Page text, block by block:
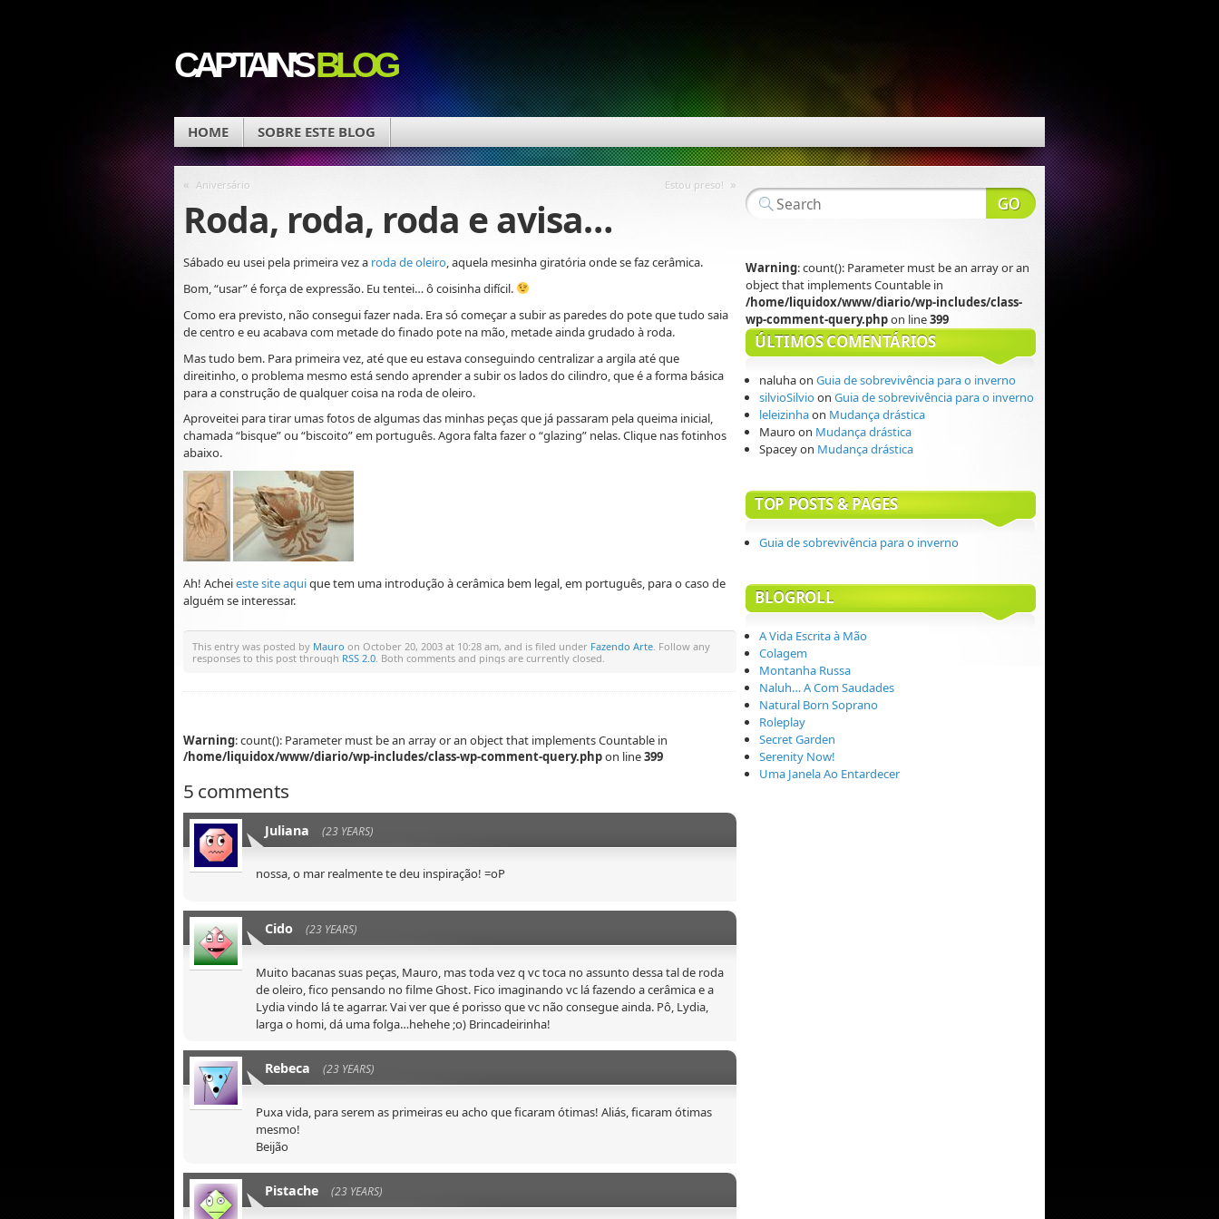
CAPTAIN'SBLOG
HOME SOBRE ESTE BLOG
« Aniversário Estou preso! »
Roda, roda, roda e avisa…
Sábado eu usei pela primeira vez a roda de oleiro, aquela mesinha giratória onde se faz cerâmica.
Bom, “usar” é força de expressão. Eu tentei… ô coisinha difícil.
Como era previsto, não consegui fazer nada. Era só começar a subir as paredes do pote que tudo saia
de centro e eu acabava com metade do finado pote na mão, metade ainda grudado à roda.
Mas tudo bem. Para primeira vez, até que eu estava conseguindo centralizar a argila até que
direitinho, o problema mesmo está sendo aprender a subir os lados do cilindro, que é a forma básica
para a construção de qualquer coisa na roda de oleiro.
Aproveitei para tirar umas fotos de algumas das minhas peças que já passaram pela queima inicial,
chamada “bisque” ou “biscoito” em português. Agora falta fazer o “glazing” nelas. Clique nas fotinhos
abaixo.
Ah! Acheieste site aquique tem uma introdução à cerâmica bem legal, em português, para o caso de
alguém se interessar.
This entry was posted by Mauro on October 20, 2003 at 10:28 am, and is filed under Fazendo Arte . Follow any
responses to this post through RSS 2.0 . Both comments and pings are currently closed.
Warning: count(): Parameter must be an array or an object that implements Countable in
/home/liquidox/www/diario/wp-includes/class-wp-comment-query.phpon line399
5 comments
Juliana (23 YEARS)
nossa, o mar realmente te deu inspiração! =oP
Cido (23 YEARS)
Muito bacanas suas peças, Mauro, mas toda vez q vc toca no assunto dessa tal de roda
de oleiro, fico pensando no filme Ghost. Fico imaginando vc lá fazendo a cerâmica e a
Lydia vindo lá te agarrar. Vai ver que é porisso que vc não consegue ainda. Pô, Lydia,
larga o homi, dá uma folga…hehehe ;o) Brincadeirinha!
Rebeca (23 YEARS)
Puxa vida, para serem as primeiras eu acho que ficaram ótimas! Aliás, ficaram ótimas
mesmo!
Beijão
Pistache (23 YEARS)
Warning: count(): Parameter must be an array or an
object that implements Countable in
/home/liquidox/www/diario/wp-includes/class-
wp-comment-query.phpon line399
ÚLTIMOS COMENTÁRIOS
naluhaon Guia de sobrevivência para o inverno
silvioSilvioon Guia de sobrevivência para o inverno
leleizinhaon Mudança drástica
Mauroon Mudança drástica
Spaceyon Mudança drástica
TOP POSTS & PAGES
Guia de sobrevivência para o inverno
BLOGROLL
A Vida Escrita à Mão
Colagem
Montanha Russa
Naluh… A Com Saudades
Natural Born Soprano
Roleplay
Secret Garden
Serenity Now!
Uma Janela Ao Entardecer